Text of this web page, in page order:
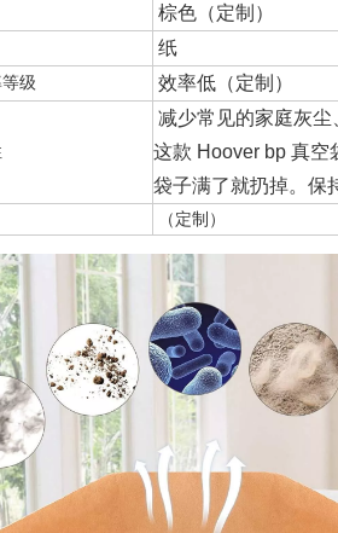
棕色（定制）
纸
级 效率低（定制）
减少常见的家庭灰
这款 Hoover bp 真空
袋子满了就扔掉。保
（定制）